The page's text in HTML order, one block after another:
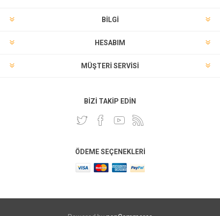
BILGI
HESABIM
MÜŞTERI SERVISI
BIZI TAKIP EDIN
ÖDEME SEÇENEKLERI